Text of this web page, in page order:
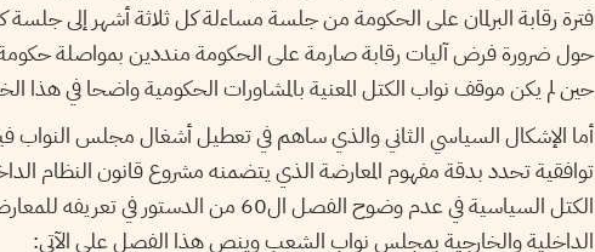
فترة رقابة البرلمان على الحكومة من جلسة مساءلة كل ثلاثة أشهر إلى
حول ضرورة فرض آليات رقابة صارمة على الحكومة منددين بمواصلة
حين لم يكن موقف نواب الكتل المعنية بالمشاورات الحكومية واضحا في
أما الإشكال السياسي الثاني والذي ساهم في تعطيل أشغال مجلس النواب
توافقية تحدد بدقة مفهوم المعارضة الذي يتضمنه مشروع قانون النظام
الكتل السياسية في عدم وضوح الفصل ال60 من
الداخلية والخارجية بمجلس نواب الشعب وينص هذا الفصل على الآتي: